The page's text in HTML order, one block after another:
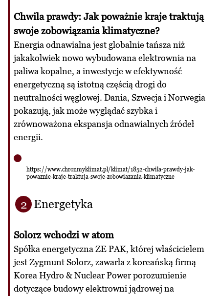
Chwila prawdy: Jak poważnie kraje traktują
swoje zobowiązania klimatyczne?
Energia odnawialna jest globalnie tańsza niż
jakakolwiek nowo wybudowana elektrownia na
paliwa kopalne, a inwestycje w efektywność
energetyczną są istotną częścią drogi do
neutralności węglowej. Dania, Szwecja i Norwegia
pokazują, jak może wyglądać szybka i
zrównoważona ekspansja odnawialnych źródeł
energii.
https://www.chronmyklimat.pl/klimat/1852-chwila-prawdy-jak-
powaznie-kraje-traktuja-swoje-zobowiazania-klimatyczne
2 Energetyka
Solorz wchodzi w atom
Spółka energetyczna ZE PAK, której właścicielem
jest Zygmunt Solorz, zawarła z koreańską firmą
Korea Hydro & Nuclear Power porozumienie
dotyczące budowy elektrowni jądrowej na